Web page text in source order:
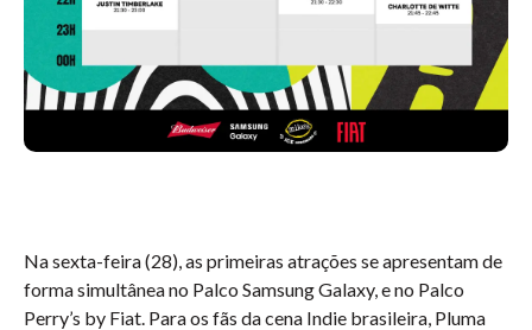
Na sexta-feira (28), as primeiras atrações se apresentam de
forma simultânea no Palco Samsung Galaxy, e no Palco
Perry’s by Fiat. Para os fãs da cena Indie brasileira, Pluma